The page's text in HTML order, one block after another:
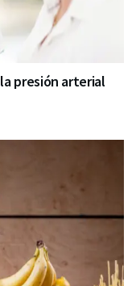
presión arterial